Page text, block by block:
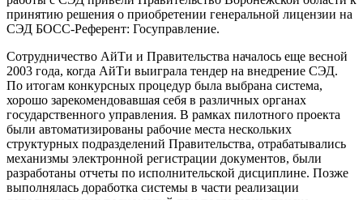
принятию решения о приобретении генеральной лицензии на
СЭД БОСС-Референт: Госуправление.
Сотрудничество АйТи и Правительства началось еще весной
2003 года, когда АйТи выиграла тендер на внедрение СЭД.
По итогам конкурсных процедур была выбрана система,
хорошо зарекомендовавшая себя в различных органах
государственного управления. В рамках пилотного проекта
были автоматизированы рабочие места нескольких
структурных подразделений Правительства, отрабатывались
механизмы электронной регистрации документов, были
разработаны отчеты по исполнительской дисциплине. Позже
выполнялась доработка системы в части реализации